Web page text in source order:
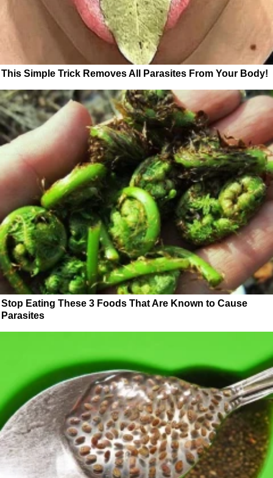
This Simple Trick Removes All Parasites From Your Body!
Stop Eating These 3 Foods That Are Known to Cause
Parasites